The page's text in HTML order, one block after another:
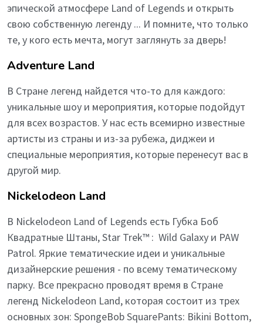
эпической атмосфере Land of Legends и открыть
свою собственную легенду ... И помните, что только
те, у кого есть мечта, могут заглянуть за дверь!
Adventure Land
В Стране легенд найдется что-то для каждого:
уникальные шоу и мероприятия, которые подойдут
для всех возрастов. У нас есть всемирно известные
артисты из страны и из-за рубежа, диджеи и
специальные мероприятия, которые перенесут вас в
другой мир.
Nickelodeon Land
В Nickelodeon Land of Legends есть Губка Боб
Квадратные Штаны, Star Trek™ : Wild Galaxy и PAW
Patrol. Яркие тематические идеи и уникальные
дизайнерские решения - по всему тематическому
парку. Все прекрасно проводят время в Стране
легенд Nickelodeon Land, которая состоит из трех
основных зон: SpongeBob SquarePants: Bikini Bottom,